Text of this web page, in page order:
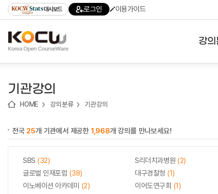
기
기
기
content)
가
대시보드 로그인 이용가이드
강
기관강의
HOME 강의분류 기관강의
전국 25개 기관에서 제공한 1,968개 강의를 만나보세요!
SBS (32) S리더치과병원 (2)
글로벌 인재포럼 (38) 대구경찰청 (1)
이노베이션 아카데미 (2) 이어도연구회 (1)